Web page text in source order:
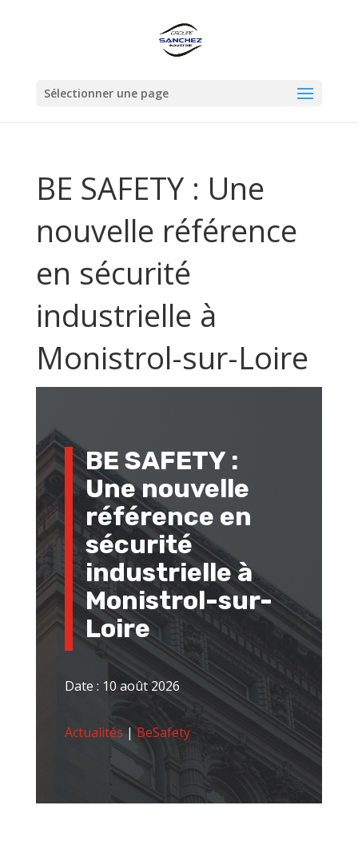
Sélectionner une page
BE SAFETY : Une
nouvelle référence
en sécurité
industrielle à
Monistrol-sur-Loire
BE SAFETY :
Une nouvelle
référence en
sécurité
industrielle à
Monistrol-sur-
Loire
Date : 10 août 2026
Actualités | BeSafety